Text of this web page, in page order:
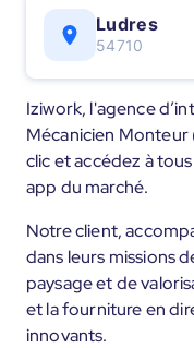
Ludres
54710
Iziwork, l'agence
Mécanicien
clic et accédez à
app du marché.
Notre client,
dans leurs missions
paysage et de
et la fourniture en
innovants.